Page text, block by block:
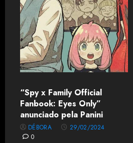
“Spy x Family Official
Fanbook: Eyes Only”
anunciado pela Panini
DÉBORA
29/02/2024
0